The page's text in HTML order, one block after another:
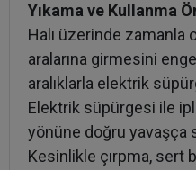
Yıkama ve Kullanma
Halı üzerinde zamanla
aralarına girmesini
aralıklarla elektrik
Elektrik süpürgesi ile
yönüne doğru yavaşça
Kesinlikle çırpma, sert